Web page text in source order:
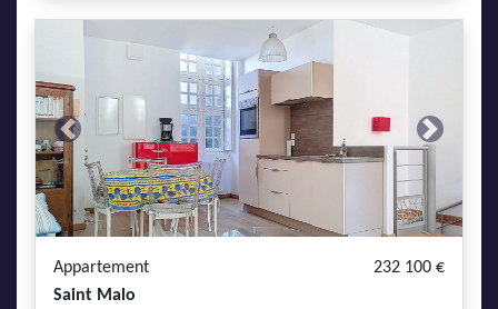
Previous Next
Appartement
232 100 €
Saint Malo